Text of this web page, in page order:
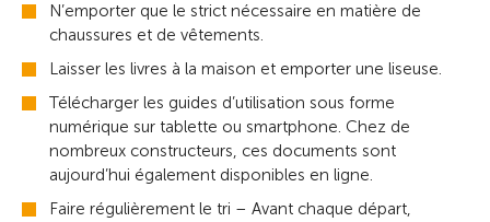
N’emporter que le strict nécessaire en matière de
chaussures et de vêtements.
Laisser les livres à la maison et emporter une liseuse.
Télécharger les guides d’utilisation sous forme
numérique sur tablette ou smartphone. Chez de
nombreux constructeurs, ces documents sont
aujourd’hui également disponibles en ligne.
Faire régulièrement le tri – Avant chaque départ,